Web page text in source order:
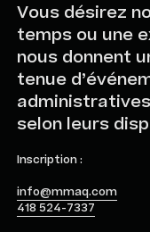
Vous désirez
temps ou une
nous donnent
tenue
selon leurs
Inscription :
info@mmaq.com
418 524-7337